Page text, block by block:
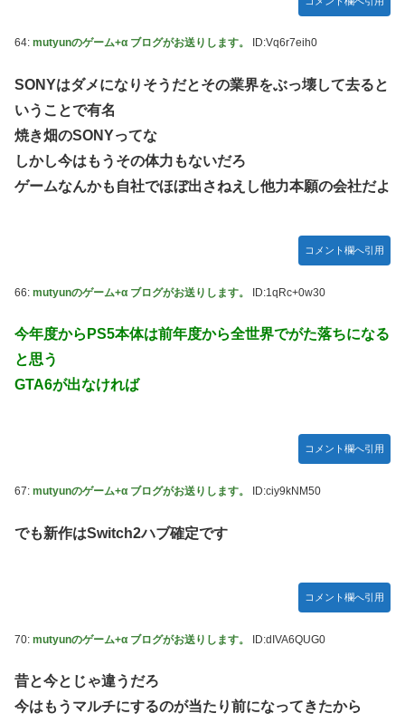
64: mutyunのゲーム+α ブログがお送りします。 ID:Vq6r7eih0
SONYはダメになりそうだとその業界をぶっ壊して去ると
いうことで有名
焼き畑のSONYってな
しかし今はもうその体力もないだろ
ゲームなんかも自社でほぼ出さねえし他力本願の会社だよ
コメント欄へ引用
66: mutyunのゲーム+α ブログがお送りします。 ID:1qRc+0w30
今年度からPS5本体は前年度から全世界でがた落ちになる
と思う
GTA6が出なければ
コメント欄へ引用
67: mutyunのゲーム+α ブログがお送りします。 ID:ciy9kNM50
でも新作はSwitch2ハブ確定です
コメント欄へ引用
70: mutyunのゲーム+α ブログがお送りします。 ID:dIVA6QUG0
昔と今とじゃ違うだろ
今はもうマルチにするのが当たり前になってきたから